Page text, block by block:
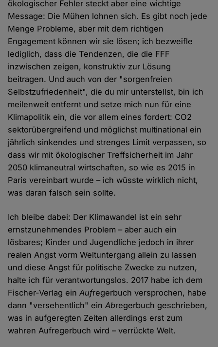
ökologischer Fehler steckt aber eine wichtige
Message: Die Mühen lohnen sich. Es gibt noch jede
Menge Probleme, aber mit dem richtigen
Engagement können wir sie lösen; ich bezweifle
lediglich, dass die Tendenzen, die die FFF
inzwischen zeigen, konstruktiv zur Lösung
beitragen. Und auch von der "sorgenfreien
Selbstzufriedenheit", die du mir unterstellst, bin ich
meilenweit entfernt und setze mich nun für eine
Klimapolitik ein, die vor allem eines fordert: CO2
sektorübergreifend und möglichst multinational ein
jährlich sinkendes und strenges Limit verpassen, so
dass wir mit ökologischer Treffsicherheit im Jahr
2050 klimaneutral wirtschaften, so wie es 2015 in
Paris vereinbart wurde – ich wüsste wirklich nicht,
was daran falsch sein sollte.
Ich bleibe dabei: Der Klimawandel ist ein sehr
ernstzunehmendes Problem – aber auch ein
lösbares; Kinder und Jugendliche jedoch in ihrer
realen Angst vorm Weltuntergang allein zu lassen
und diese Angst für politische Zwecke zu nutzen,
halte ich für verantwortungslos. 2017 habe ich dem
Fischer-Verlag einAufregerbuch versprochen, habe
dann "versehentlich" einAbregerbuch geschrieben,
was in aufgeregten Zeiten allerdings erst zum
wahren Aufregerbuch wird – verrückte Welt.